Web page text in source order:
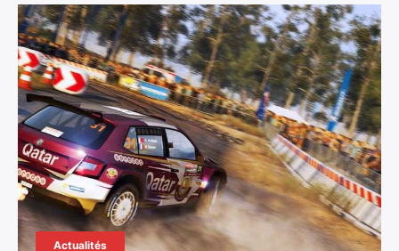
Actualités